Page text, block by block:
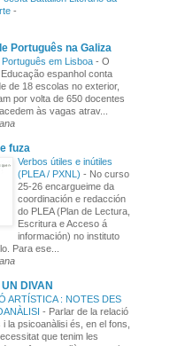
-
Português na Galiza
em Lisboa - O
espanhol conta
de 18 escolas no exterior,
por volta de 650 docentes
às vagas atrav...
fuza
Verbos útiles e inútiles
(PLEA / PXNL) - No curso
25-26 encargueime da
coordinación e redacción
do PLEA (Plan de Lectura,
Escritura e Acceso á
información) no instituto
Para ese...
DIVAN
ARTÍSTICA : NOTES DES
- Parlar de la relació
la psicoanàlisi és, en el fons,
que tenim les